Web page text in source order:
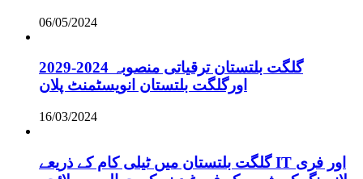
06/05/2024
گلگت بلتستان ترقیاتی منصوبہ 2024-2029
اورگلگت بلتستان انویسٹمنٹ پلان
16/03/2024
گلگت بلتستان میں ٹیلی کام کے ذریعے IT اور فری